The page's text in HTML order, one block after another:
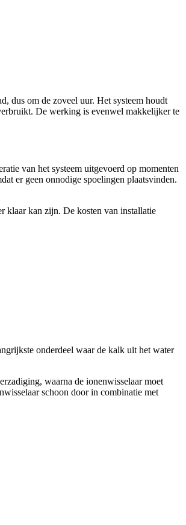
dus om de zoveel uur. Het systeem houdt
De werking is evenwel makkelijker te
van het systeem uitgevoerd op momenten
er geen onnodige spoelingen plaatsvinden.
klaar kan zijn. De kosten van installatie
onderdeel waar de kalk uit het water
waarna de ionenwisselaar moet
schoon door in combinatie met